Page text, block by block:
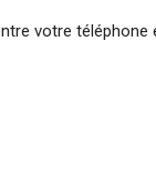
votre